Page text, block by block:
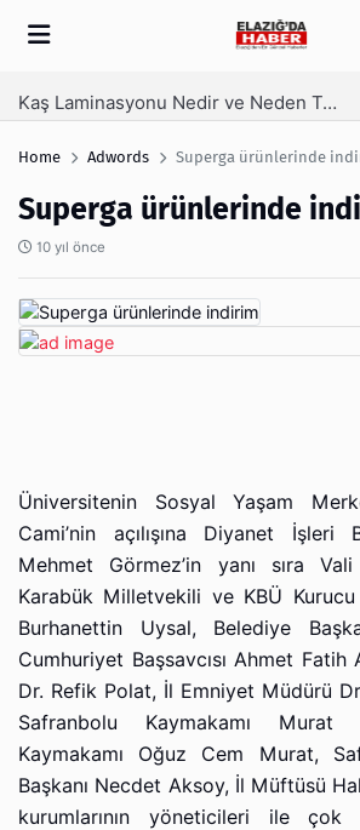
Kaş Laminasyonu Nedir ve Neden Tercih Edilir?
Home Adwords Superga ürünlerinde
Superga ürünlerinde
10 yıl önce
Üniversitenin Sosyal Yaşam
Cami’nin açılışına Diyanet İşleri
Mehmet Görmez’in yanı sıra
Karabük Milletvekili ve KBÜ
Burhanettin Uysal, Belediye
Cumhuriyet Başsavcısı Ahmet
Dr. Refik Polat, İl Emniyet Müdürü
Safranbolu Kaymakamı Murat
Kaymakamı Oğuz Cem Murat,
Başkanı Necdet Aksoy, İl Müftüsü
kurumlarının yöneticileri ile çok